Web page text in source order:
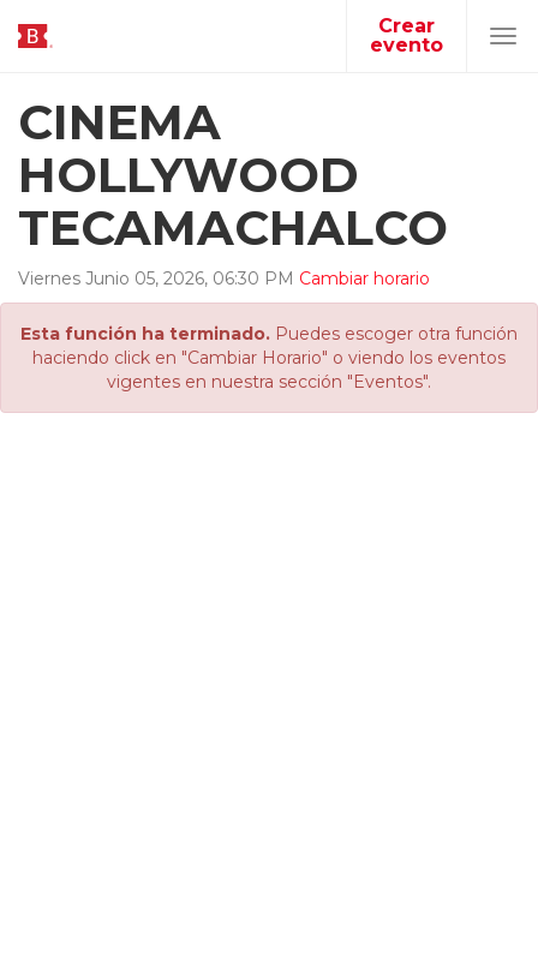
Crear
evento
CINEMA
HOLLYWOOD
TECAMACHALCO
Viernes Junio 05, 2026, 06:30 PM Cambiar horario
Esta función ha terminado. Puedes escoger otra función
haciendo click en "Cambiar Horario" o viendo los eventos
vigentes en nuestra sección "Eventos".